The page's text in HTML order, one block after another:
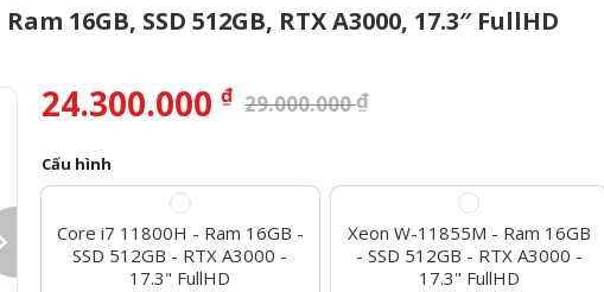
16GB, SSD 512GB, RTX A3000, 17.3″ FullHD
24.300.000₫ 29.000.000₫
Cấu hình
Core i7 11800H - Ram 16GB -
SSD 512GB - RTX A3000 -
17.3" FullHD
Xeon W-11855M - Ram 16GB
- SSD 512GB - RTX A3000 -
17.3" FullHD